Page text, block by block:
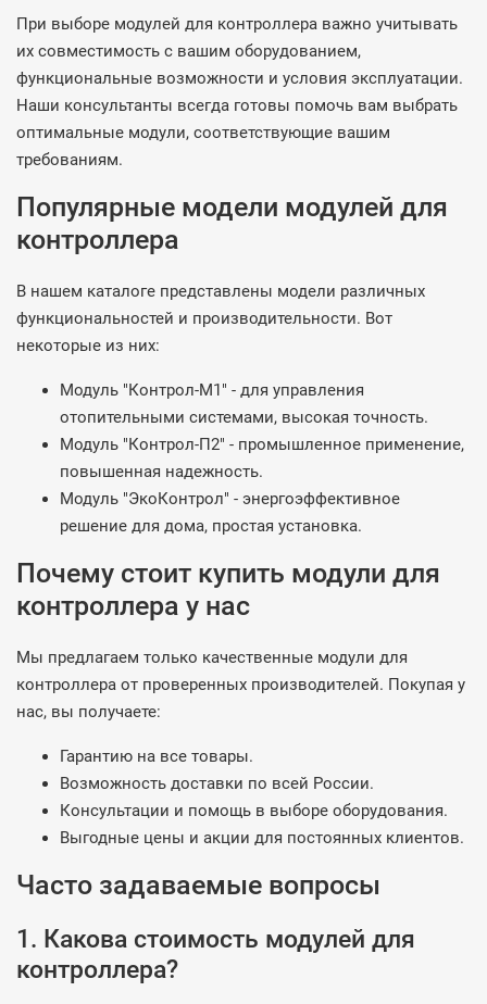
При выборе модулей для контроллера важно учитывать
их совместимость с вашим оборудованием,
функциональные возможности и условия эксплуатации.
Наши консультанты всегда готовы помочь вам выбрать
оптимальные модули, соответствующие вашим
требованиям.
Популярные модели модулей для
контроллера
В нашем каталоге представлены модели различных
функциональностей и производительности. Вот
некоторые из них:
Модуль "Контрол-М1" - для управления
отопительными системами, высокая точность.
Модуль "Контрол-П2" - промышленное применение,
повышенная надежность.
Модуль "ЭкоКонтрол" - энергоэффективное
решение для дома, простая установка.
Почему стоит купить модули для
контроллера у нас
Мы предлагаем только качественные модули для
контроллера от проверенных производителей. Покупая у
нас, вы получаете:
Гарантию на все товары.
Возможность доставки по всей России.
Консультации и помощь в выборе оборудования.
Выгодные цены и акции для постоянных клиентов.
Часто задаваемые вопросы
1. Какова стоимость модулей для
контроллера?